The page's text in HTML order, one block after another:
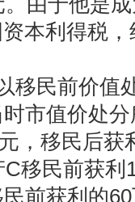
本利得税
移民前价值
市值价处
，移民后获
移民前获
前获利的